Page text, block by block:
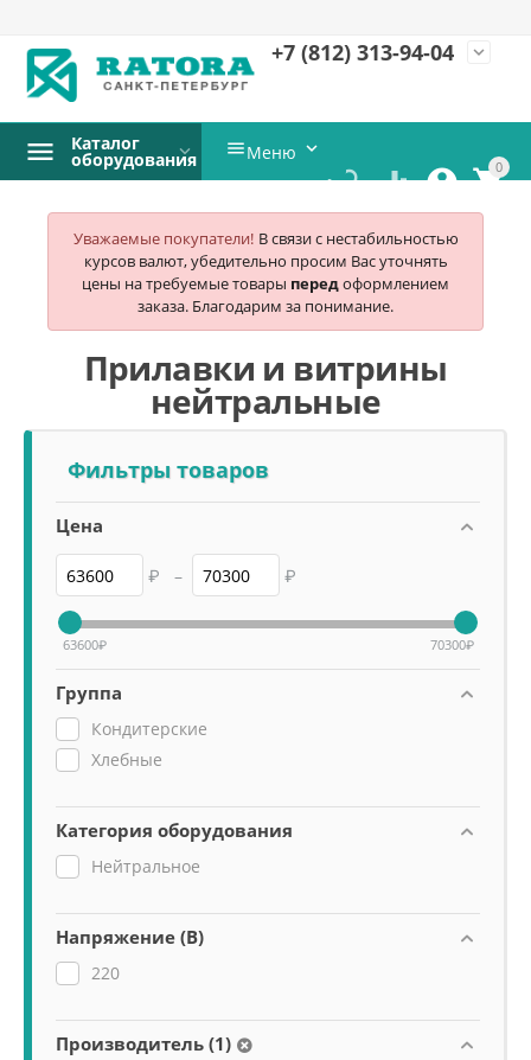
+7 (812) 313-94-04 expand_more
0


 
Каталог
оборудования Меню 
Уважаемые покупатели! В связи с нестабильностью
курсов валют, убедительно просим Вас уточнять
цены на требуемые товары передоформлением
заказа. Благодарим за понимание.
Прилавки и витрины
нейтральные
Фильтры товаров
Цена
₽ – ₽
63600₽ 70300₽
Группа
Кондитерские
Хлебные
Категория оборудования
Нейтральное
Напряжение (В)
220
Производитель (1)